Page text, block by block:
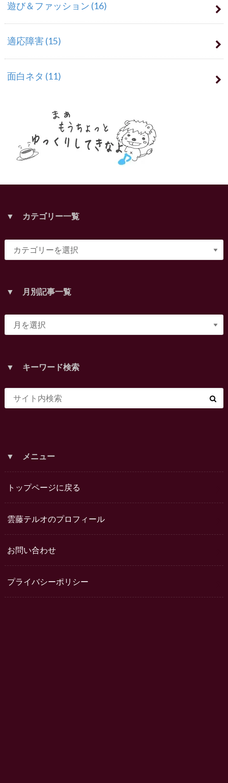
遊び＆ファッション (16)
適応障害 (15)
面白ネタ (11)
▼ カテゴリー一覧
▼ 月別記事一覧
▼ キーワード検索
▼ メニュー
トップページに戻る
雲藤テルオのプロフィール
お問い合わせ
プライバシーポリシー